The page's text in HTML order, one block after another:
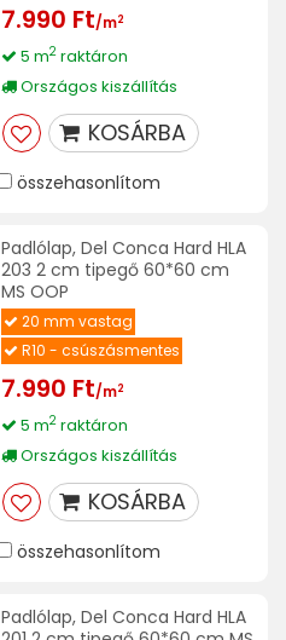
7.990 Ft/m2
5 m2raktáron
Országos kiszállítás
KOSÁRBA
összehasonlítom
Padlólap, Del Conca Hard HLA
203 2 cm tipegő 60*60 cm
MS OOP
20 mm vastag
R10 - csúszásmentes
7.990 Ft/m2
5 m2raktáron
Országos kiszállítás
KOSÁRBA
összehasonlítom
Padlólap, Del Conca Hard HLA